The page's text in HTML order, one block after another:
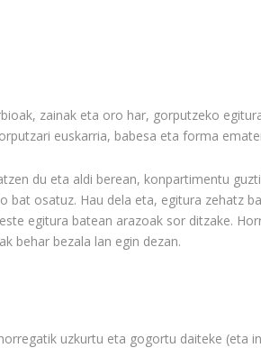
zainak eta oro har, gorputzeko
euskarria, babesa eta forma
du eta aldi berean, konpartimentu
bat osatuz. Hau dela eta, egitura zehatz
egitura batean arazoak sor ditzake.
behar bezala lan egin dezan.
uzkurtu eta gogortu daiteke (eta